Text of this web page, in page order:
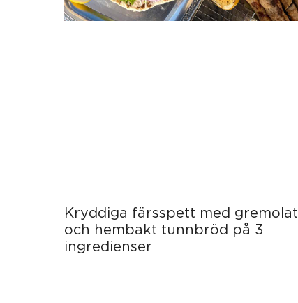
Kryddiga färsspett med
och hembakt tunnbröd på 3
ingredienser